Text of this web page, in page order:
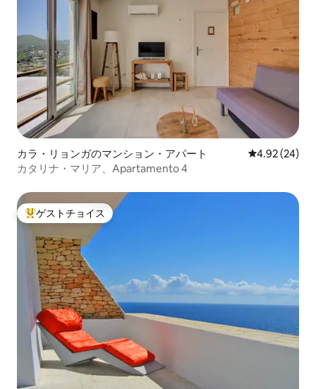
カラ・リョンガのマンション・アパート レビュー24
4.92 (24)
カタリナ・マリア、Apartamento 4
大好評のゲストチョイスです。
ゲストチョイス